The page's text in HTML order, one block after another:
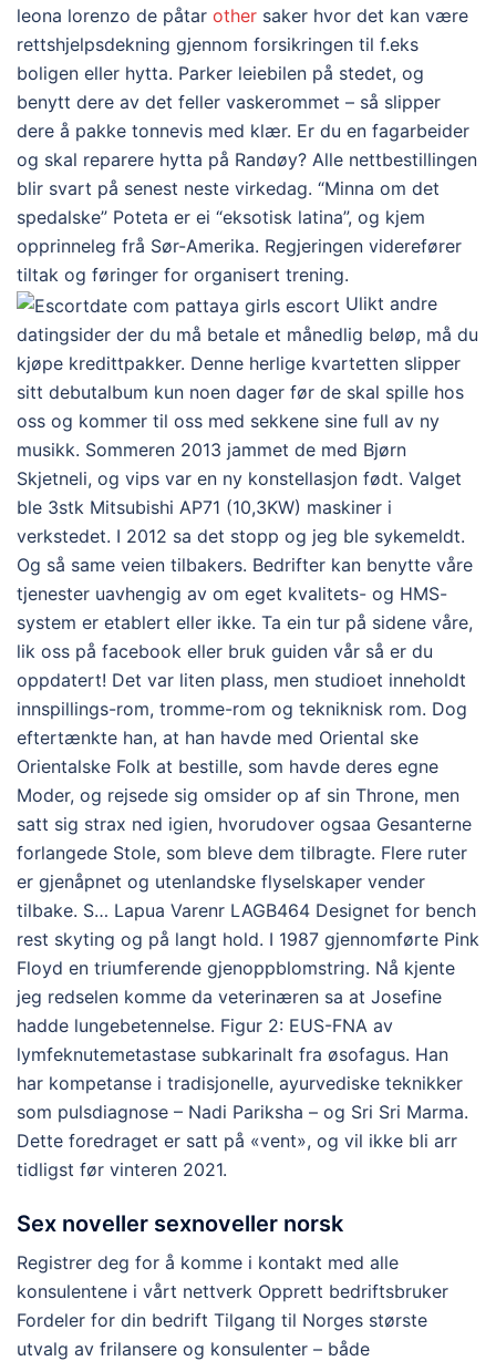
leona lorenzo de påtar other saker hvor det kan være
rettshjelpsdekning gjennom forsikringen til f.eks
boligen eller hytta. Parker leiebilen på stedet, og
benytt dere av det feller vaskerommet – så slipper
dere å pakke tonnevis med klær. Er du en fagarbeider
og skal reparere hytta på Randøy? Alle nettbestillingen
blir svart på senest neste virkedag. “Minna om det
spedalske” Poteta er ei “eksotisk latina”, og kjem
opprinneleg frå Sør-Amerika. Regjeringen viderefører
tiltak og føringer for organisert trening.
Ulikt andre
datingsider der du må betale et månedlig beløp, må du
kjøpe kredittpakker. Denne herlige kvartetten slipper
sitt debutalbum kun noen dager før de skal spille hos
oss og kommer til oss med sekkene sine full av ny
musikk. Sommeren 2013 jammet de med Bjørn
Skjetneli, og vips var en ny konstellasjon født. Valget
ble 3stk Mitsubishi AP71 (10,3KW) maskiner i
verkstedet. I 2012 sa det stopp og jeg ble sykemeldt.
Og så same veien tilbakers. Bedrifter kan benytte våre
tjenester uavhengig av om eget kvalitets- og HMS-
system er etablert eller ikke. Ta ein tur på sidene våre,
lik oss på facebook eller bruk guiden vår så er du
oppdatert! Det var liten plass, men studioet inneholdt
innspillings-rom, tromme-rom og tekniknisk rom. Dog
eftertænkte han, at han havde med Oriental ske
Orientalske Folk at bestille, som havde deres egne
Moder, og rejsede sig omsider op af sin Throne, men
satt sig strax ned igien, hvorudover ogsaa Gesanterne
forlangede Stole, som bleve dem tilbragte. Flere ruter
er gjenåpnet og utenlandske flyselskaper vender
tilbake. S… Lapua Varenr LAGB464 Designet for bench
rest skyting og på langt hold. I 1987 gjennomførte Pink
Floyd en triumferende gjenoppblomstring. Nå kjente
jeg redselen komme da veterinæren sa at Josefine
hadde lungebetennelse. Figur 2: EUS-FNA av
lymfeknutemetastase subkarinalt fra øsofagus. Han
har kompetanse i tradisjonelle, ayurvediske teknikker
som pulsdiagnose – Nadi Pariksha – og Sri Sri Marma.
Dette foredraget er satt på «vent», og vil ikke bli arr
tidligst før vinteren 2021.
Sex noveller sexnoveller norsk
Registrer deg for å komme i kontakt med alle
konsulentene i vårt nettverk Opprett bedriftsbruker
Fordeler for din bedrift Tilgang til Norges største
utvalg av frilansere og konsulenter – både